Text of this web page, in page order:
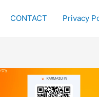
CONTACT Privacy